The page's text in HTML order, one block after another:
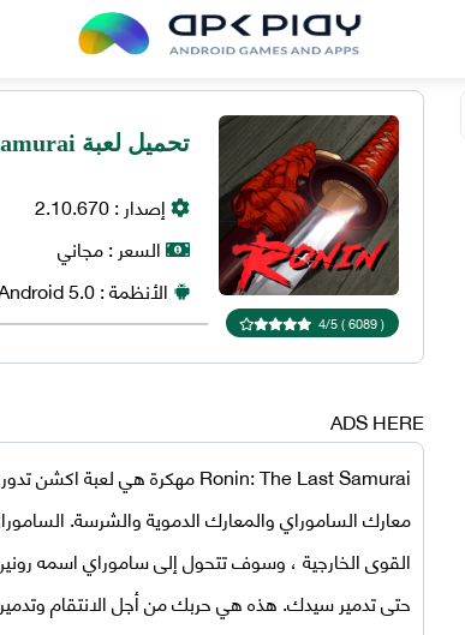
تحميل لعبة Ronin: The Last Samurai مهكرة للاندرويد
إصدار :2.10.670
السعر :مجاني
الأنظمة :5.0+
(
6089
)
4/5
ADS HERE
Ronin: The Last Samurai مهكرة
هي لعبة اكشن تدور
معارك الساموراي والمعارك الدموية والشرسة.
القوى الخارجية ، وسوف تتحول إلى ساموراي اسمه
حتى تدمير سيدك. هذه هي حربك من أجل الانتقام وتدمير